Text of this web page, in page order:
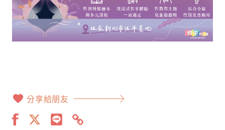
分享給朋友